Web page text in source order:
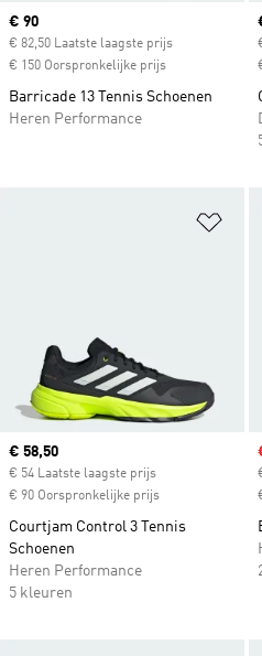
Current price
€ 90
€ 82,50 Laatste laagste prijs
€ 150 Oorspronkelijke prijs
Barricade 13 Tennis Schoenen
Heren Performance
Current price
€ 58,50
€ 54 Laatste laagste prijs
€ 90 Oorspronkelijke prijs
Courtjam Control 3 Tennis
Schoenen
Heren Performance
5 kleuren